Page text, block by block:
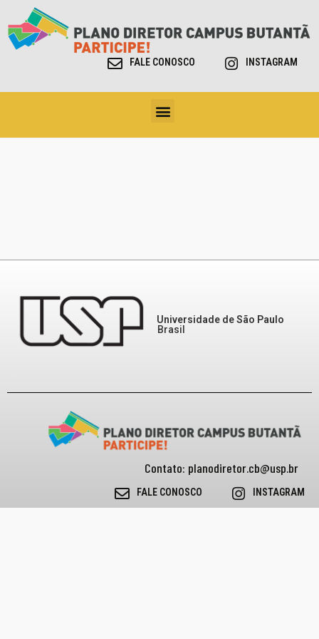
FALE CONOSCO INSTAGRAM
Universidade de São Paulo
Brasil
Contato: planodiretor.cb@usp.br
FALE CONOSCO INSTAGRAM